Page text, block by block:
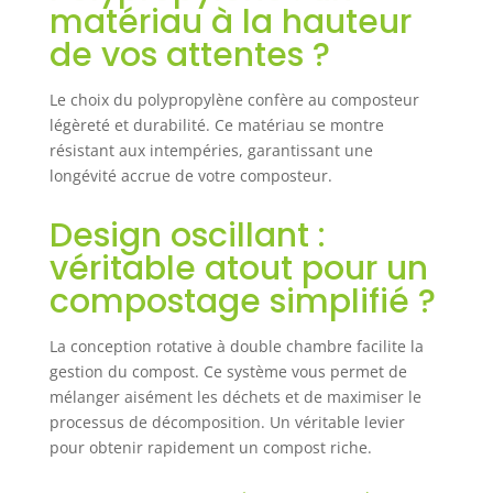
meilleure efficacité et qualité du
compost. 【Économique et
pratique】Avec cet appareil, vous
cuisine et de jardin en engrais
organique pour arroser votre
jardin, et il réduit le nombre
d'élimination des déchets, ce qui
coûts liés aux frais de déchets et
aux sacs poubelles.
matériau à la hauteur
de vos attentes ?
Le choix du polypropylène confère au composteur
légèreté et durabilité. Ce matériau se montre
résistant aux intempéries, garantissant une
longévité accrue de votre composteur.
Design oscillant :
véritable atout pour un
compostage simplifié ?
La conception rotative à double chambre facilite la
gestion du compost. Ce système vous permet de
mélanger aisément les déchets et de maximiser le
processus de décomposition. Un véritable levier
pour obtenir rapidement un compost riche.